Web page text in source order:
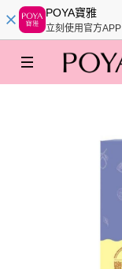
POYA寶雅
立刻使用官方APP